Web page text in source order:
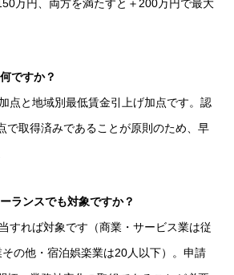
万円、両方を満たすと＋200万円で最大
ですか？
点と地域別最低賃金引上げ加点です。認
で取得済みであることが原則のため、早
ランスでも対象ですか？
すれば対象です（商業・サービス業は従
の他・宿泊娯楽業は20人以下）。申請